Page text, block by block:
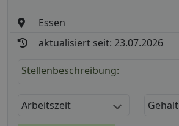
Essen
aktualisiert seit: 23.07.2026
Stellenbeschreibung:
Arbeitszeit Gehalt